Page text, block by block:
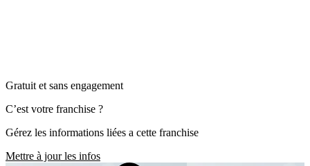
Gratuit et sans engagement
C’est votre franchise ?
Gérez les informations liées a cette franchise
Mettre à jour les infos